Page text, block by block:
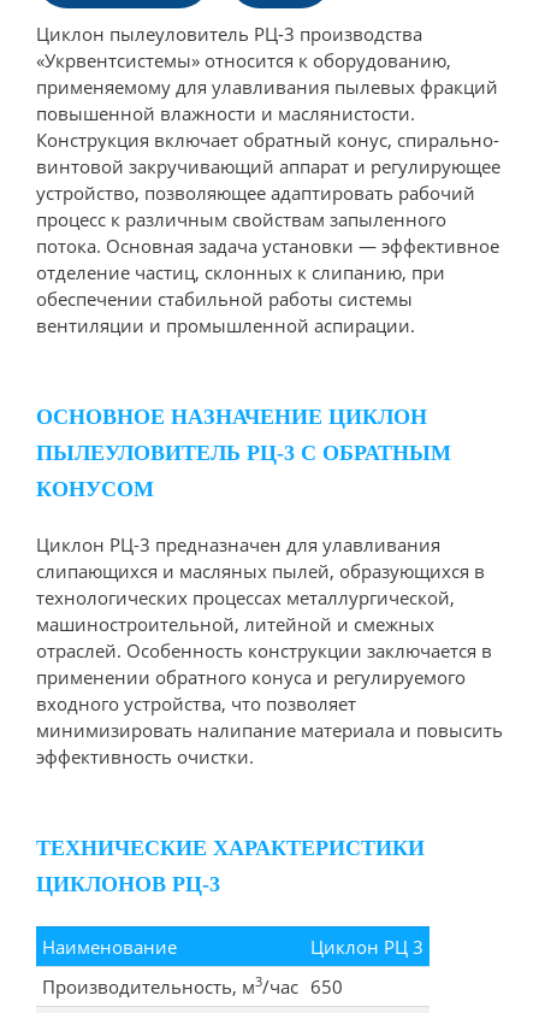
Циклон пылеуловитель РЦ-3 производства
«Укрвентсистемы» относится к оборудованию,
применяемому для улавливания пылевых фракций
повышенной влажности и маслянистости.
Конструкция включает обратный конус, спирально-
винтовой закручивающий аппарат и регулирующее
устройство, позволяющее адаптировать рабочий
процесс к различным свойствам запыленного
потока. Основная задача установки — эффективное
отделение частиц, склонных к слипанию, при
обеспечении стабильной работы системы
вентиляции и промышленной аспирации.
ОСНОВНОЕ НАЗНАЧЕНИЕ ЦИКЛОН
ПЫЛЕУЛОВИТЕЛЬ РЦ-3 С ОБРАТНЫМ
КОНУСОМ
Циклон РЦ-3 предназначен для улавливания
слипающихся и масляных пылей, образующихся в
технологических процессах металлургической,
машиностроительной, литейной и смежных
отраслей. Особенность конструкции заключается в
применении обратного конуса и регулируемого
входного устройства, что позволяет
минимизировать налипание материала и повысить
эффективность очистки.
ТЕХНИЧЕСКИЕ ХАРАКТЕРИСТИКИ
ЦИКЛОНОВ РЦ-3
Наименование
Циклон РЦ 3
Производительность, м3/час 650